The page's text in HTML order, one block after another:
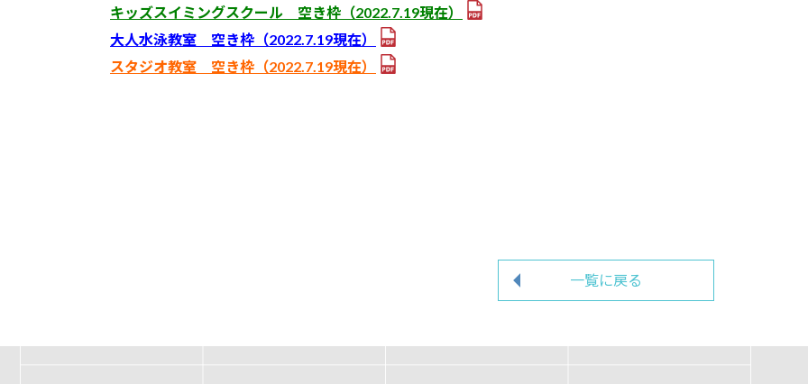
キッズスイミングスクール 空き枠（2022.7.19現在）
大人水泳教室 空き枠（2022.7.19現在）
スタジオ教室 空き枠（2022.7.19現在）
一覧に戻る